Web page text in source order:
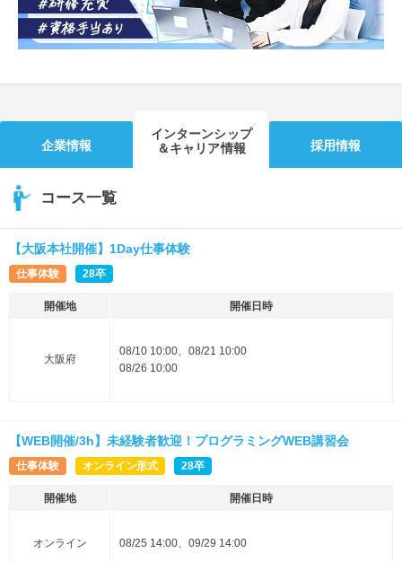
企業情報
インターンシップ
＆キャリア情報
採用情報
コース一覧
【大阪本社開催】1Day仕事体験
仕事体験 28卒
開催地 開催日時
大阪府
08/10 10:00、08/21 10:00
08/26 10:00
【WEB開催/3h】未経験者歓迎！プログラミングWEB講習会
仕事体験 オンライン形式 28卒
開催地 開催日時
オンライン 08/25 14:00、09/29 14:00